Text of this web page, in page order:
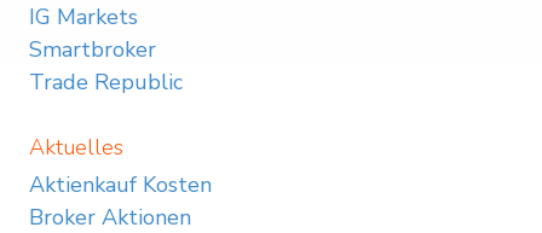
IG Markets
Smartbroker
Trade Republic
Aktuelles
Aktienkauf Kosten
Broker Aktionen